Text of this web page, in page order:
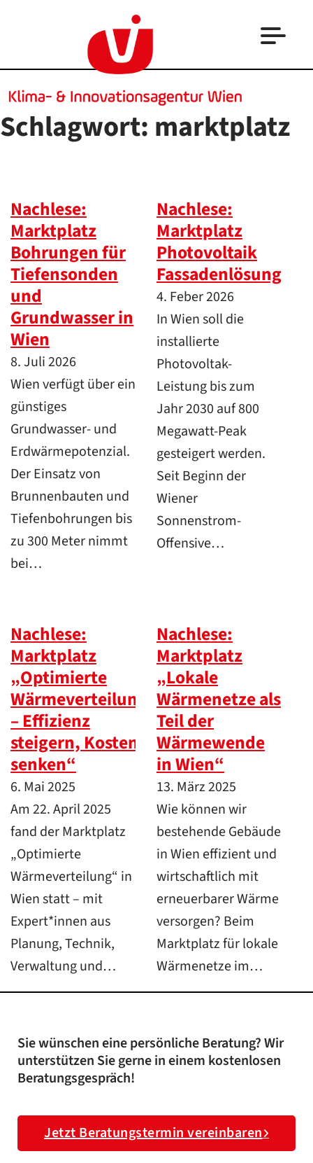
Schlagwort: marktplatz
Nachlese:
Marktplatz
Bohrungen für
Tiefensonden
und
Grundwasser in
Wien
8. Juli 2026
Wien verfügt über ein
günstiges
Grundwasser- und
Erdwärmepotenzial.
Der Einsatz von
Brunnenbauten und
Tiefenbohrungen bis
zu 300 Meter nimmt
bei…
Nachlese:
Marktplatz
Photovoltaik
Fassadenlösungen
4. Feber 2026
In Wien soll die
installierte
Photovoltak-
Leistung bis zum
Jahr 2030 auf 800
Megawatt-Peak
gesteigert werden.
Seit Beginn der
Wiener
Sonnenstrom-
Offensive…
Nachlese:
Marktplatz
„Optimierte
Wärmeverteilung
– Effizienz
steigern, Kosten
senken“
6. Mai 2025
Am 22. April 2025
fand der Marktplatz
„Optimierte
Wärmeverteilung“ in
Wien statt – mit
Expert*innen aus
Planung, Technik,
Verwaltung und…
Nachlese:
Marktplatz
„Lokale
Wärmenetze als
Teil der
Wärmewende
in Wien“
13. März 2025
Wie können wir
bestehende Gebäude
in Wien effizient und
wirtschaftlich mit
erneuerbarer Wärme
versorgen? Beim
Marktplatz für lokale
Wärmenetze im…
Sie wünschen eine persönliche Beratung? Wir
unterstützen Sie gerne in einem kostenlosen
Beratungsgespräch!
Jetzt Beratungstermin vereinbaren